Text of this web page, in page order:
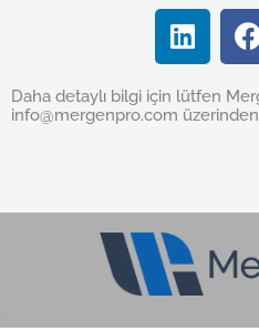
L
i
k
e
n
F
b
Daha detaylı bilgi için lütfen
info@mergenpro.com